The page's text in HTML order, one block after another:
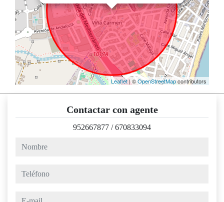
Leaflet| ©OpenStreetMapcontributors
Contactar con agente
952667877 /670833094
nombre
teléfono
e-mail